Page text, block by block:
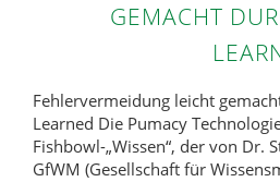
GEMACHT
Fehlervermeidung leicht
Learned Die Pumacy
Fishbowl-„Wissen“, der von Dr.
GfWM (Gesellschaft für